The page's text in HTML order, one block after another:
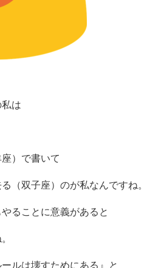
は
）で書いて
（双子座）のが私なんですね。
ることに意義があると
ルは壊すためにある』と